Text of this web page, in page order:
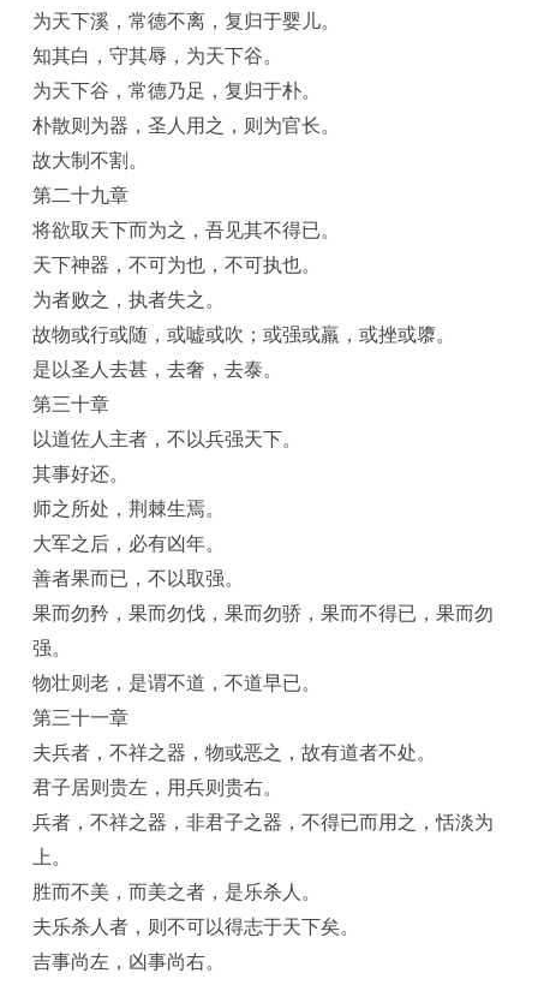
为天下溪，常德不离，复归于婴儿。
知其白，守其辱，为天下谷。
为天下谷，常德乃足，复归于朴。
朴散则为器，圣人用之，则为官长。
故大制不割。
第二十九章
将欲取天下而为之，吾见其不得已。
天下神器，不可为也，不可执也。
为者败之，执者失之。
故物或行或随，或嘘或吹；或强或羸，或挫或隳。
是以圣人去甚，去奢，去泰。
第三十章
以道佐人主者，不以兵强天下。
其事好还。
师之所处，荆棘生焉。
大军之后，必有凶年。
善者果而已，不以取强。
果而勿矜，果而勿伐，果而勿骄，果而不得已，果而勿
强。
物壮则老，是谓不道，不道早已。
第三十一章
夫兵者，不祥之器，物或恶之，故有道者不处。
君子居则贵左，用兵则贵右。
兵者，不祥之器，非君子之器，不得已而用之，恬淡为
上。
胜而不美，而美之者，是乐杀人。
夫乐杀人者，则不可以得志于天下矣。
吉事尚左，凶事尚右。